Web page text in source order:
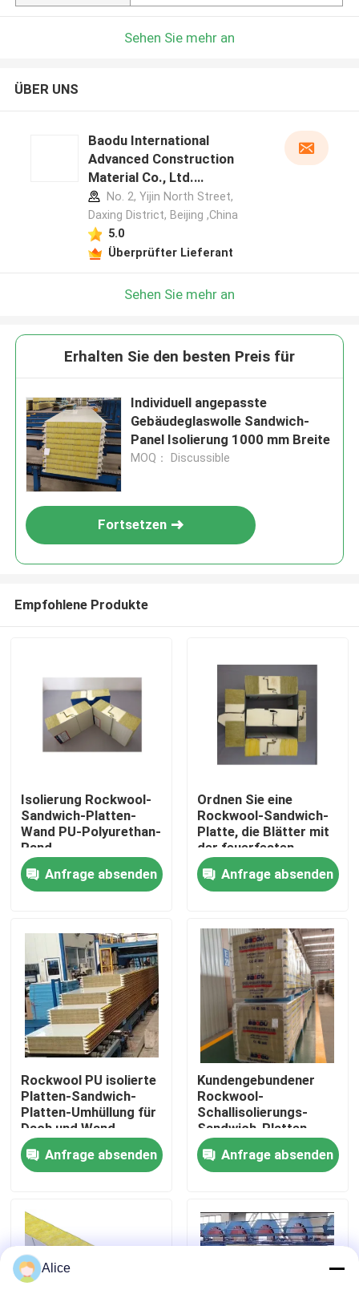
Haus
Produkte
Fabrik-Ausflug
Qualitätskontrolle
Treten Sie mit uns in Verbindung
Fordern Sie ein Zitat
Stahlkonstruktionslager
Stahlkonstruktionswerkstatt
Sehen Sie mehr an
ÜBER UNS
Baodu International
Advanced Construction
Material Co., Ltd.
Herstellerprofil
No. 2, Yijin North Street,
Daxing District, Beijing ,China
5.0
Überprüfter Lieferant
Sehen Sie mehr an
Erhalten Sie den besten Preis für
Individuell angepasste
Gebäudeglaswolle Sandwich-
Panel Isolierung 1000 mm Breite
MOQ： Discussible
Fortsetzen
Empfohlene Produkte
Isolierung Rockwool-
Sandwich-Platten-
Wand PU-Polyurethan-
Rand
Anfrage absenden
Ordnen Sie eine
Rockwool-Sandwich-
Platte, die Blätter mit
der feuerfesten
Polyurethan-Dichtung
überdacht
Anfrage absenden
Rockwool PU isolierte
Platten-Sandwich-
Platten-Umhüllung für
Dach und Wand
Anfrage absenden
Kundengebundener
Rockwool-
Schallisolierungs-
Sandwich-Platten-
Wand-Stahl
schalldicht
Anfrage absenden
Alice